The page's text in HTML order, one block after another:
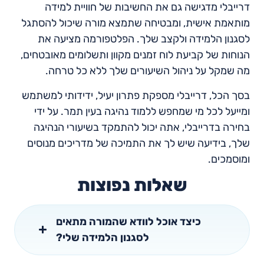
דרייבלי מדגישה גם את החשיבות של חוויית למידה
מותאמת אישית, ומבטיחה שתמצא מורה שיכול להסתגל
לסגנון הלמידה ולקצב שלך. הפלטפורמה מציעה את
הנוחות של קביעת לוח זמנים מקוון ותשלומים מאובטחים,
מה שמקל על ניהול השיעורים שלך ללא כל טרחה.
בסך הכל, דרייבלי מספקת פתרון יעיל, ידידותי למשתמש
ומייעל לכל מי שמחפש ללמוד נהיגה בעין תמר. על ידי
בחירה בדרייבלי, אתה יכול להתמקד בשיעורי הנהיגה
שלך, בידיעה שיש לך את התמיכה של מדריכים מנוסים
ומוסמכים.
שאלות נפוצות
כיצד אוכל לוודא שהמורה מתאים
לסגנון הלמידה שלי?